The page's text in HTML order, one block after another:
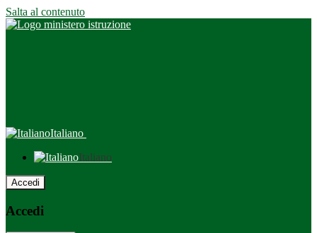
Salta al contenuto
Italiano
Italiano
Accedi
Accedi